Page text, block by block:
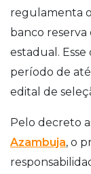
regulamenta
banco reserva
estadual.
período de
edital de
Pelo decreto
Azambuja, o